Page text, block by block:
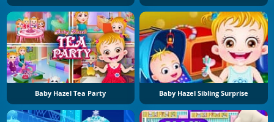
Baby Hazel Tea Party Baby Hazel Sibling Surprise